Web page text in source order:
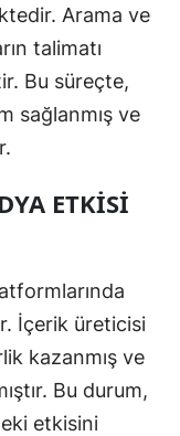
Hakkari
Hatay
İstanbul
Kars
Kastamonu
Kayseri
Kırklareli
Arama ve
talimatı
Bu süreçte,
sağlanmış ve
ETKISI
İçerik üreticisi
kazanmış ve
Bu durum,
etkisini